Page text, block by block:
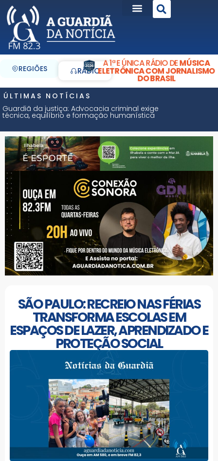
REGIÕES RÁDIO
A 1ª E ÚNICA RÁDIO DEMÚSICA
ELETRÔNICA COM JORNALISMO
DO BRASIL
ÚLTIMAS NOTÍCIAS
Guardiã da justiça: Advocacia criminal exige
técnica, equilíbrio e formação humanística
SÃO PAULO: RECREIO NAS FÉRIAS
TRANSFORMA ESCOLAS EM
ESPAÇOS DE LAZER, APRENDIZADO E
PROTEÇÃO SOCIAL